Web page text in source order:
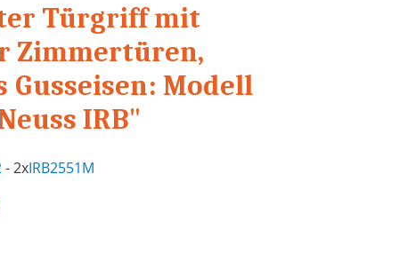
Türgriff mit
Zimmertüren,
Gusseisen: Modell
IRB"
- 2xIRB2551M